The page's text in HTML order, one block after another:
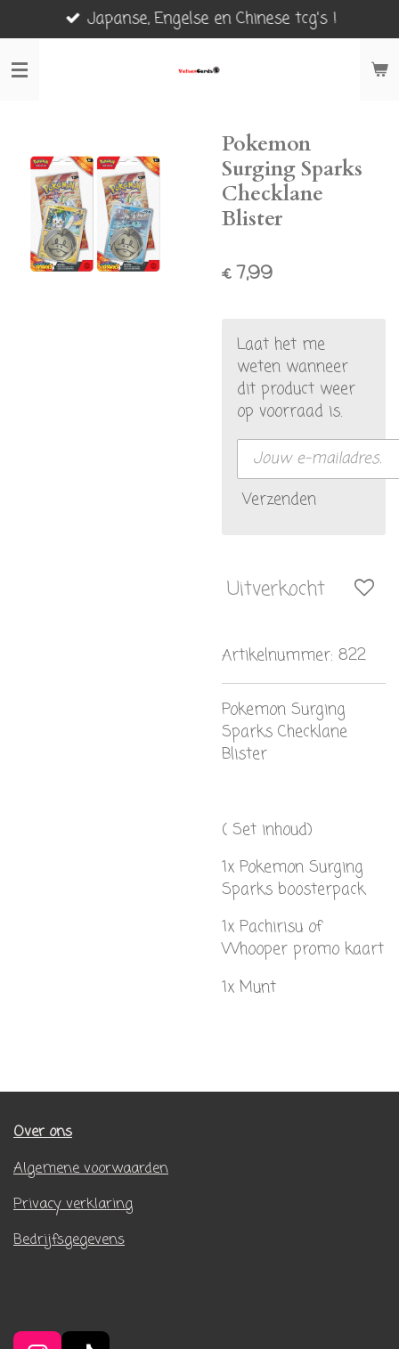
direct
naar
Japanse, Engelse en Chinese tcg's !
Pokemon
Surging Sparks
Checklane
Blister
€ 7,99
Laat het me
weten wanneer
dit product weer
op voorraad is.
Verzenden
Uitverkocht
Artikelnummer: 822
Pokemon Surging
Sparks Checklane
Blister
( Set inhoud)
1x Pokemon Surging
Sparks boosterpack
1x Pachirisu of
Whooper promo kaart
1x Munt
Over ons
Algemene voorwaarden
Privacy verklaring
Bedrijfsgegevens